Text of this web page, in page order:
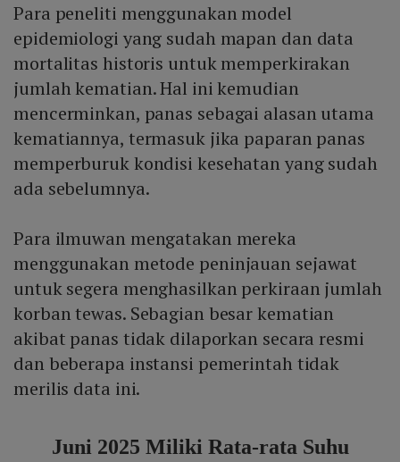
Para peneliti menggunakan model
epidemiologi yang sudah mapan dan data
mortalitas historis untuk memperkirakan
jumlah kematian. Hal ini kemudian
mencerminkan, panas sebagai alasan utama
kematiannya, termasuk jika paparan panas
memperburuk kondisi kesehatan yang sudah
ada sebelumnya.
Para ilmuwan mengatakan mereka
menggunakan metode peninjauan sejawat
untuk segera menghasilkan perkiraan jumlah
korban tewas. Sebagian besar kematian
akibat panas tidak dilaporkan secara resmi
dan beberapa instansi pemerintah tidak
merilis data ini.